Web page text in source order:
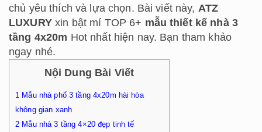
chủ yêu thích và lựa chọn. Bài viết này, ATZ
LUXURYxin bật mí TOP 6+ mẫu thiết kế nhà 3
tầng 4x20m Hot nhất hiện nay. Bạn tham khảo
ngay nhé.
Nội Dung Bài Viết
1 Mẫu nhà phố 3 tầng 4x20m hài hòa
không gian xanh
2 Mẫu nhà 3 tầng 4×20 đẹp tinh tế